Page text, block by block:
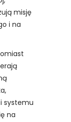
misję
i na
systemu
na